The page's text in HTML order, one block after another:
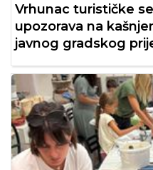
Vrhunac turističke
upozorava na
javnog gradskog